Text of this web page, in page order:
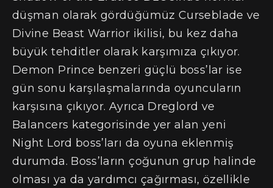
düşman olarak gördüğümüz Curseblade ve
Divine Beast Warrior ikilisi, bu kez daha
büyük tehditler olarak karşımıza çıkıyor.
Demon Prince benzeri güçlü boss’lar ise
gün sonu karşılaşmalarında oyuncuların
karşısına çıkıyor. Ayrıca Dreglord ve
Balancers kategorisinde yer alan yeni
Night Lord boss’ları da oyuna eklenmiş
durumda. Boss’ların çoğunun grup halinde
olması ya da yardımcı çağırması, özellikle